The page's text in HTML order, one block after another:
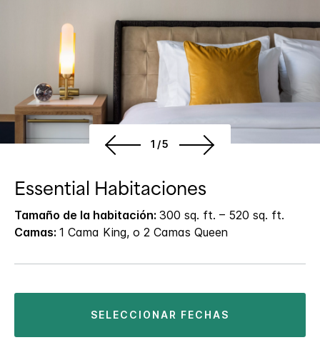
1/5
Essential Habitaciones
Tamaño de la habitación: 300 sq. ft. – 520 sq. ft.
Camas: 1 Cama King, o 2 Camas Queen
SELECCIONAR FECHAS